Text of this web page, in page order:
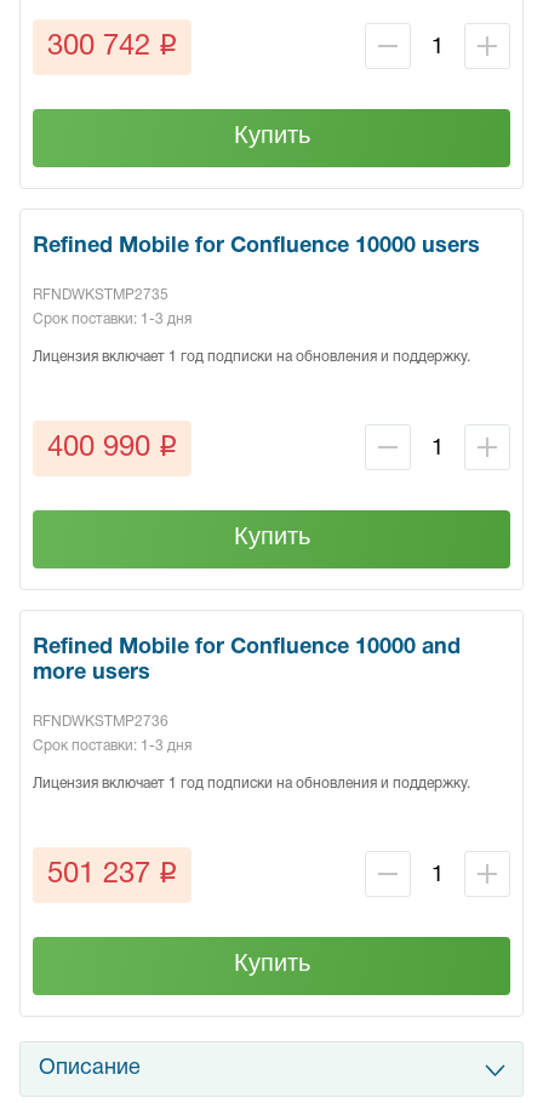
300 742 q
Купить
Refined Mobile for Confluence 10000 users
RFNDWKSTMP2735
Срок поставки: 1-3 дня
Лицензия включает 1 год подписки на обновления и поддержку.
400 990 q
Купить
Refined Mobile for Confluence 10000 and
more users
RFNDWKSTMP2736
Срок поставки: 1-3 дня
Лицензия включает 1 год подписки на обновления и поддержку.
501 237 q
Купить
Описание